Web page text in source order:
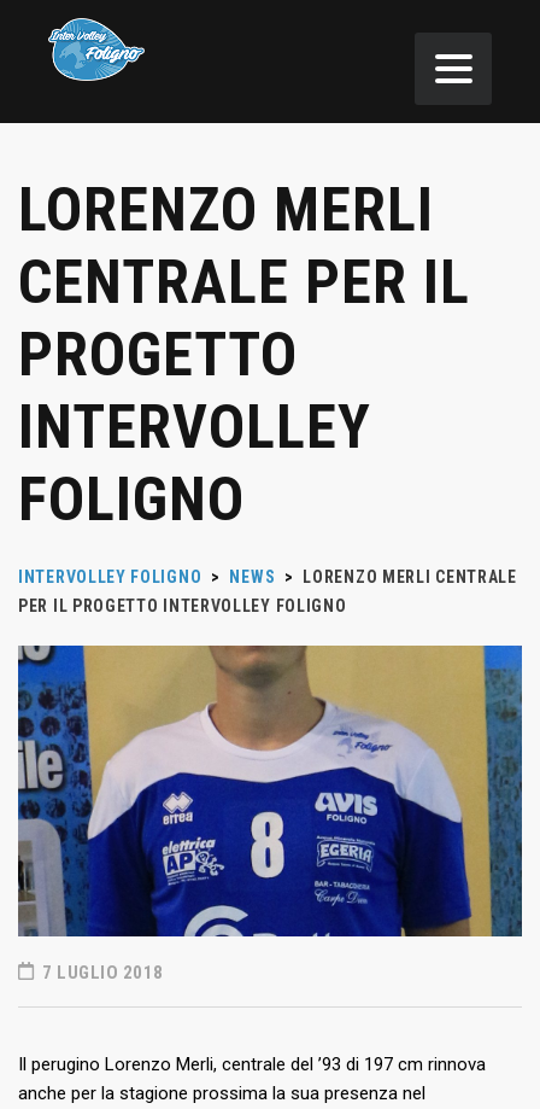
LORENZO MERLI
CENTRALE PER IL
PROGETTO
INTERVOLLEY
FOLIGNO
INTERVOLLEY FOLIGNO > NEWS >
LORENZO MERLI CENTRALE
PER IL PROGETTO INTERVOLLEY FOLIGNO
7 LUGLIO 2018
Il perugino Lorenzo Merli, centrale del ’93 di 197 cm rinnova
anche per la stagione prossima la sua presenza nel